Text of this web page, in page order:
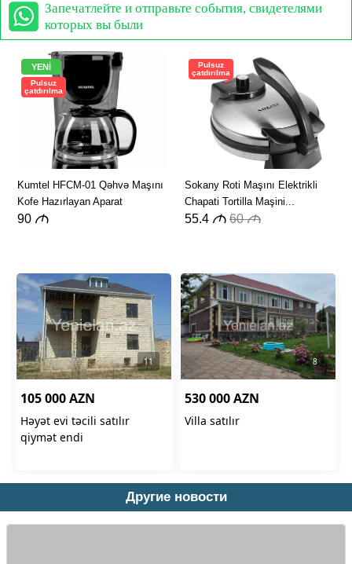
Запечатлейте и отправьте события, свидетелями
которых вы были
Другие новости